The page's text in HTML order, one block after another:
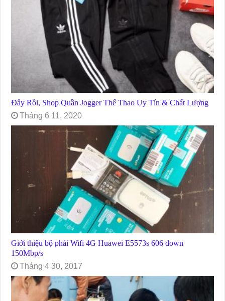
Đây Rồi, Shop Quần Jogger Thể Thao Uy Tín & Chất Lượng
Tháng 6 11, 2020
Giới thiệu bộ phái Wifi 4G Huawei E5573s 606 down
150Mbp/s
Tháng 4 30, 2017